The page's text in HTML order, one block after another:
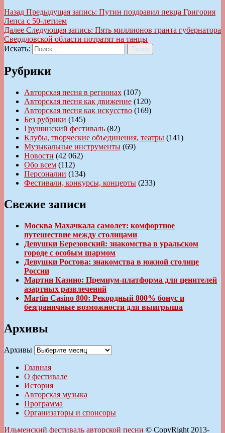
Назад Предыдущая запись: Путин поздравил певца Григория
Лепса с 50-летием
Далее Следующая запись: Пять миллионов гранта губернатора
Свердловской области потратят на танцы
Искать:
Поиск
Рубрики
Авторская песня в регионах (107)
Авторская песня как движение (120)
Авторская песня как искусство (169)
Без рубрики (145)
Грушинский фестиваль (82)
Клубы, творческие объединения, театры (141)
Музыкальные инструменты (69)
Новости (42 062)
Обо всем (112)
Персоналии (134)
Фестивали, конкурсы, концерты (233)
Свежие записи
Москва Махачкала самолет: комфортное
путешествие между столицами
Девушки Березовский: знакомства в уральском
городе с особым шармом
Девушки Ростова: знакомства в южной столице
России
Мартин Казино: Премиум-платформа для ценителей
азартных развлечений
Martin Casino 800: Рекордный 800% бонус и
безграничные возможности для выигрыша
Архивы
Архивы
Главная
О фестивале
История
Авторская музыка
Программа
Организаторы и спонсоры
Ильменский фестиваль авторской песни © CopyRight 2013-